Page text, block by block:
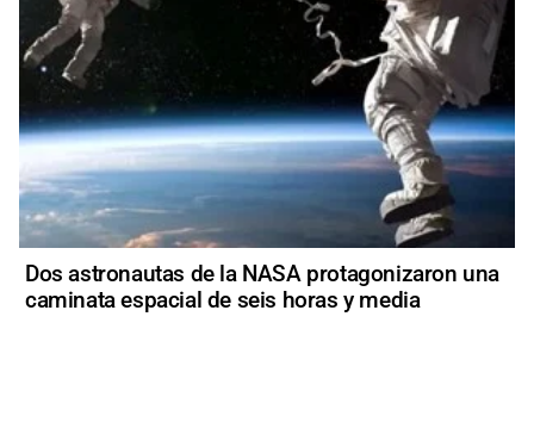
Dos astronautas de la NASA protagonizaron una
caminata espacial de seis horas y media